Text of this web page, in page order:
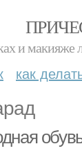
и макияже
как